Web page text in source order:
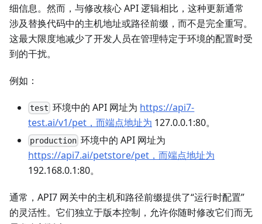
细信息。然而，与修改核心 API 逻辑相比，这种更新通常
涉及替换代码中的主机地址或路径前缀，而不是完全重写。
这最大限度地减少了开发人员在管理特定于环境的配置时受
到的干扰。
例如：
test 环境中的 API 网址为 https://api7-
test.ai/v1/pet，而端点地址为 127.0.0.1:80。
production 环境中的 API 网址为
https://api7.ai/petstore/pet，而端点地址为
192.168.0.1:80。
通常，API7 网关中的主机和路径前缀提供了“运行时配置”
的灵活性。它们独立于版本控制，允许你随时修改它们而无